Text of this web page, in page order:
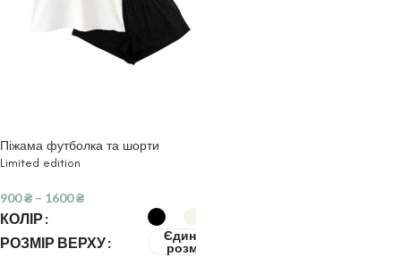
Піжама футболка та шорти
Limited edition
900₴ – 1600₴
КОЛІР
РОЗМІР ВЕРХУ
Єдиний
розмір